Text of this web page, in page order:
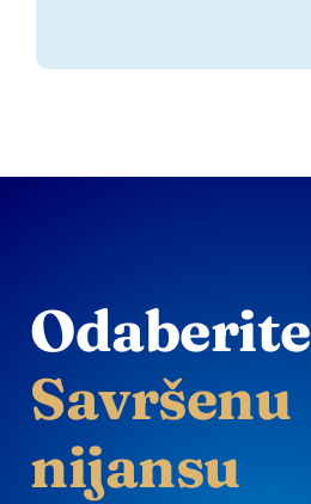
Odaberite
Savršenu
nijansu